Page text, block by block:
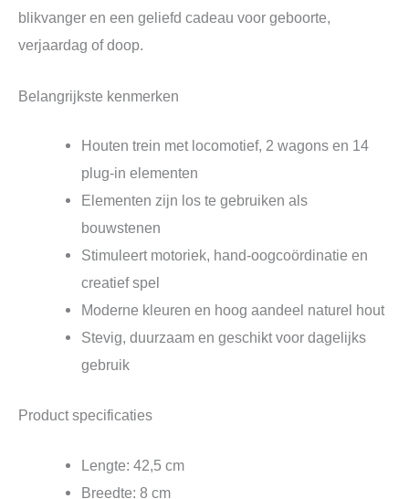
blikvanger en een geliefd cadeau voor geboorte,
verjaardag of doop.
Belangrijkste kenmerken
Houten trein met locomotief, 2 wagons en 14
plug‑in elementen
Elementen zijn los te gebruiken als
bouwstenen
Stimuleert motoriek, hand‑oogcoördinatie en
creatief spel
Moderne kleuren en hoog aandeel naturel hout
Stevig, duurzaam en geschikt voor dagelijks
gebruik
Product specificaties
Lengte: 42,5 cm
Breedte: 8 cm